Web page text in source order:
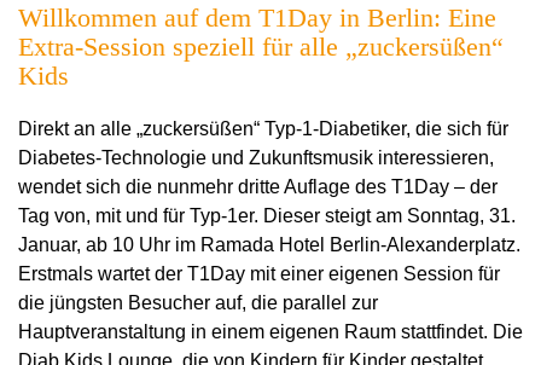
Willkommen auf dem T1Day in Berlin: Eine
Extra-Session speziell für alle „zuckersüßen“
Kids
Direkt an alle „zuckersüßen“ Typ-1-Diabetiker, die sich für
Diabetes-Technologie und Zukunftsmusik interessieren,
wendet sich die nunmehr dritte Auflage des T1Day – der
Tag von, mit und für Typ-1er. Dieser steigt am Sonntag, 31.
Januar, ab 10 Uhr im Ramada Hotel Berlin-Alexanderplatz.
Erstmals wartet der T1Day mit einer eigenen Session für
die jüngsten Besucher auf, die parallel zur
Hauptveranstaltung in einem eigenen Raum stattfindet. Die
Diab Kids Lounge, die von Kindern für Kinder gestaltet